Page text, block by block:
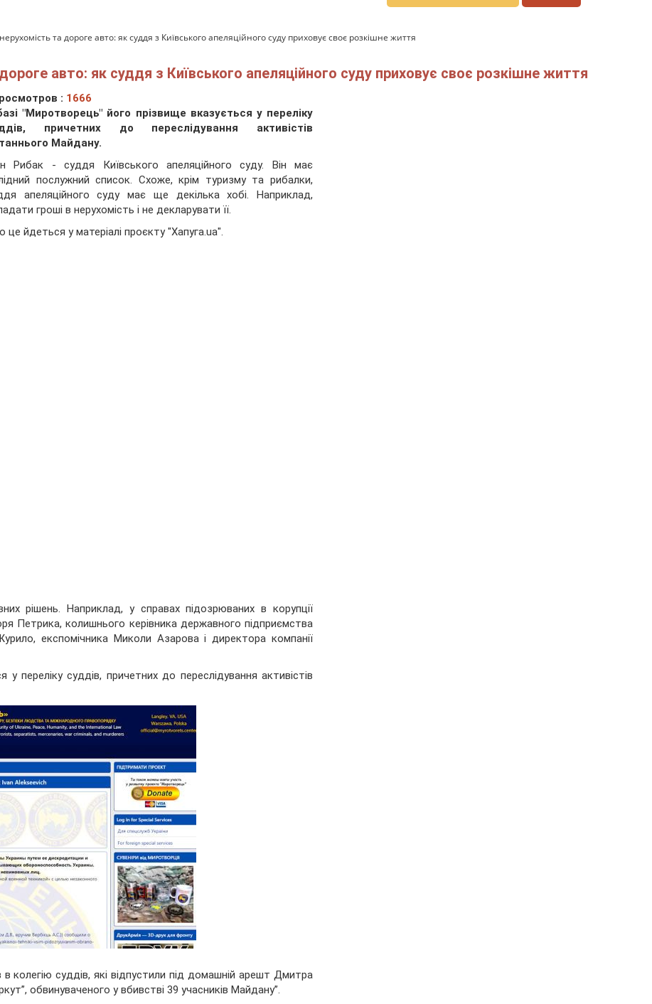
та дороге авто: як суддя з Київського апеляційного суду приховує своє розкішне життя
авто: як суддя з Київського апеляційного суду приховує своє розкішне життя
: 1666
"Миротворець" його прізвище вказується у переліку
причетних до переслідування активістів
Майдану.
Рибак - суддя Київського апеляційного суду. Він має
послужний список. Схоже, крім туризму та рибалки,
апеляційного суду має ще декілька хобі. Наприклад,
гроші в нерухомість і не декларувати її.
це йдеться у матеріалі проєкту "Хапуга.ua".
рішень. Наприклад, у справах підозрюваних в корупції
Петрика, колишнього керівника державного підприємства
експомічника Миколи Азарова і директора компанії
у переліку суддів, причетних до переслідування активістів
суддів, які відпустили під домашній арешт Дмитра
обвинуваченого у вбивстві 39 учасників Майдану”.